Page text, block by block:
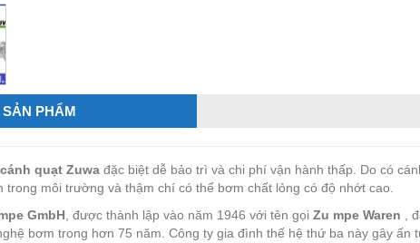
SẢN PHẨM
quạt Zuwa đặc biệt dễ bảo trì và chi phí vận hành thấp. Do có
trong môi trường và thậm chí có thể bơm chất lỏng có độ nhớt cao.
GmbH , được thành lập vào năm 1946 với tên gọi Zu mpe Waren ,
bơm trong hơn 75 năm. Công ty gia đình thế hệ thứ ba này gây ấn